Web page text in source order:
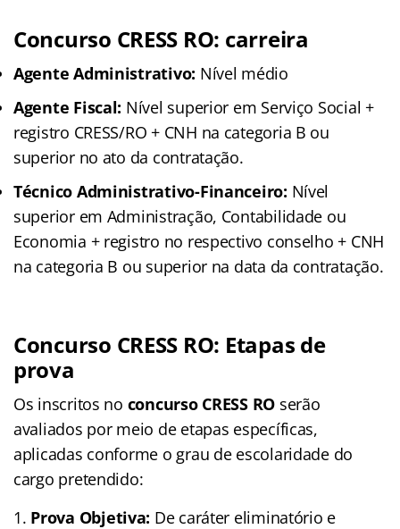
Concurso CRESS RO: carreira
Agente Administrativo: Nível médio
Agente Fiscal: Nível superior em Serviço Social +
registro CRESS/RO + CNH na categoria B ou
superior no ato da contratação.
Técnico Administrativo-Financeiro: Nível
superior em Administração, Contabilidade ou
Economia + registro no respectivo conselho + CNH
na categoria B ou superior na data da contratação.
Concurso CRESS RO: Etapas de
prova
Os inscritos no concurso CRESS RO serão
avaliados por meio de etapas específicas,
aplicadas conforme o grau de escolaridade do
cargo pretendido:
Prova Objetiva: De caráter eliminatório e